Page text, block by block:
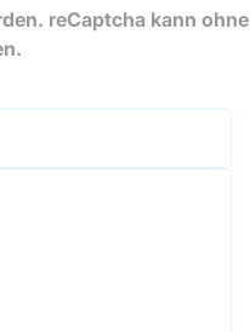
reCaptcha kann ohne